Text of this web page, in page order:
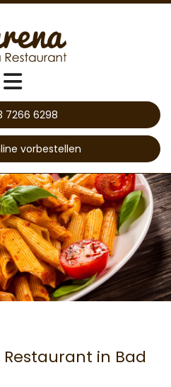
7266 6298
vorbestellen
Restaurant in Bad